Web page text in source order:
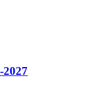
2027